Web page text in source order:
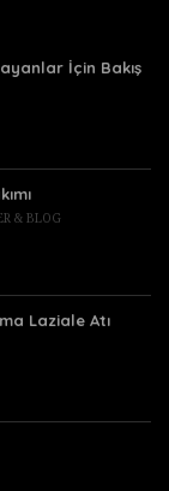
İçin Bakış
& BLOG
Laziale Atı